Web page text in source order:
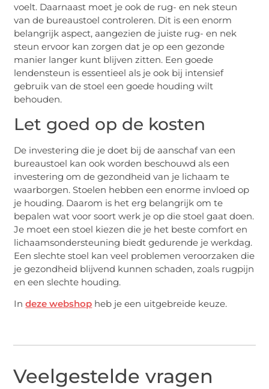
voelt. Daarnaast moet je ook de rug- en nek steun
van de bureaustoel controleren. Dit is een enorm
belangrijk aspect, aangezien de juiste rug- en nek
steun ervoor kan zorgen dat je op een gezonde
manier langer kunt blijven zitten. Een goede
lendensteun is essentieel als je ook bij intensief
gebruik van de stoel een goede houding wilt
behouden.
Let goed op de kosten
De investering die je doet bij de aanschaf van een
bureaustoel kan ook worden beschouwd als een
investering om de gezondheid van je lichaam te
waarborgen. Stoelen hebben een enorme invloed op
je houding. Daarom is het erg belangrijk om te
bepalen wat voor soort werk je op die stoel gaat doen.
Je moet een stoel kiezen die je het beste comfort en
lichaamsondersteuning biedt gedurende je werkdag.
Een slechte stoel kan veel problemen veroorzaken die
je gezondheid blijvend kunnen schaden, zoals rugpijn
en een slechte houding.
Indeze webshop heb je een uitgebreide keuze.
Veelgestelde vragen